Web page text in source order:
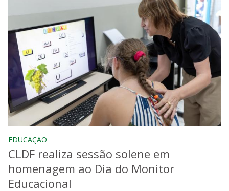
EDUCAÇÃO
CLDF realiza sessão solene em
homenagem ao Dia do Monitor
Educacional